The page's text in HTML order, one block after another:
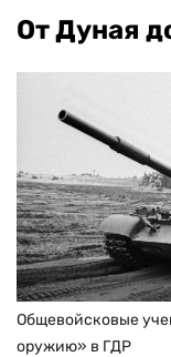
От Дуная
Общевойсковые
оружию» в ГДР